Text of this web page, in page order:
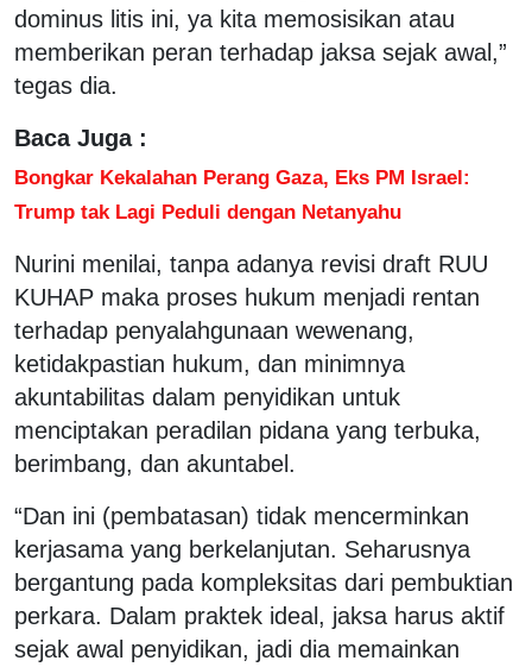
dominus litis ini, ya kita memosisikan atau
memberikan peran terhadap jaksa sejak awal,”
tegas dia.
Baca Juga :
Bongkar Kekalahan Perang Gaza, Eks PM Israel:
Trump tak Lagi Peduli dengan Netanyahu
Nurini menilai, tanpa adanya revisi draft RUU
KUHAP maka proses hukum menjadi rentan
terhadap penyalahgunaan wewenang,
ketidakpastian hukum, dan minimnya
akuntabilitas dalam penyidikan untuk
menciptakan peradilan pidana yang terbuka,
berimbang, dan akuntabel.
“Dan ini (pembatasan) tidak mencerminkan
kerjasama yang berkelanjutan. Seharusnya
bergantung pada kompleksitas dari pembuktian
perkara. Dalam praktek ideal, jaksa harus aktif
sejak awal penyidikan, jadi dia memainkan